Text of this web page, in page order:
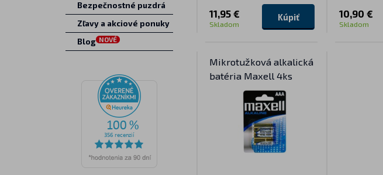
11,95 €
Skladom
Kúpiť 10,90 €
Skladom
Mikrotužková alkalická
batéria Maxell 4ks
Bezpečnostné puzdrá
Zľavy a akciové ponuky
Blog NOVÉ